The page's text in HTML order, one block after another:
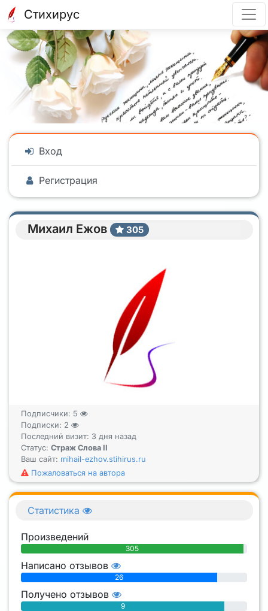
Стихирус
Вход
Регистрация
Михаил Ежов 305
Подписчики: 5
Подписки: 2
Последний визит: 3 дня назад
Статус: Страж Слова II
Ваш сайт: mihail-ezhov.stihirus.ru
Пожаловаться на автора
Статистика
Произведений
305
Написано отзывов
26
Получено отзывов
9